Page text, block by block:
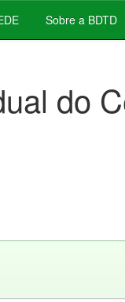
Sobre a BDTD
do